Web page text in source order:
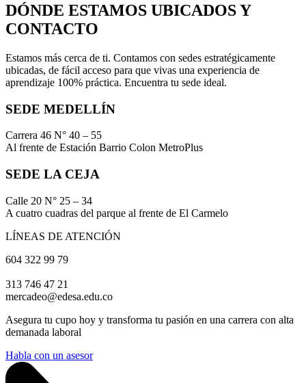
DÓNDE ESTAMOS UBICADOS Y
CONTACTO
Estamos más cerca de ti. Contamos con sedes estratégicamente
ubicadas, de fácil acceso para que vivas una experiencia de
aprendizaje 100% práctica. Encuentra tu sede ideal.
SEDE MEDELLÍN
Carrera 46 N° 40 – 55
Al frente de Estación Barrio Colon MetroPlus
SEDE LA CEJA
Calle 20 N° 25 – 34
A cuatro cuadras del parque al frente de El Carmelo
LÍNEAS DE ATENCIÓN
604 322 99 79
313 746 47 21
mercadeo@edesa.edu.co
Asegura tu cupo hoy y transforma tu pasión en una carrera con alta
demanada laboral
Habla con un asesor